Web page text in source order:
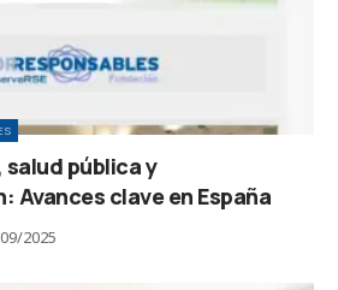
pública y
Avances clave en España
2025